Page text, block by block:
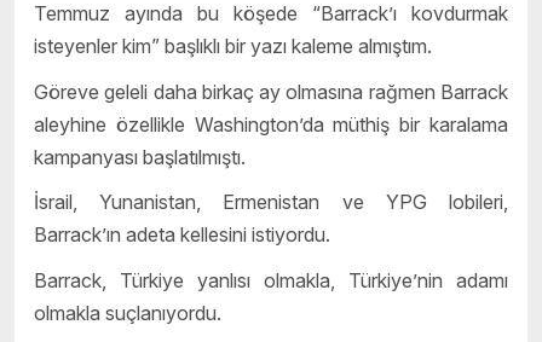
Temmuz ayında bu köşede “Barrack’ı kovdurmak
isteyenler kim” başlıklı bir yazı kaleme almıştım.
Göreve geleli daha birkaç ay olmasına rağmen Barrack
aleyhine özellikle Washington’da müthiş bir karalama
kampanyası başlatılmıştı.
İsrail, Yunanistan, Ermenistan ve YPG lobileri,
Barrack’ın adeta kellesini istiyordu.
Barrack, Türkiye yanlısı olmakla, Türkiye’nin adamı
olmakla suçlanıyordu.